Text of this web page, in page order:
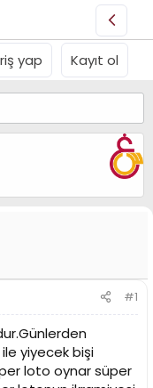
yap Kayıt ol
#1
yiyecek bişi
loto oynar süper